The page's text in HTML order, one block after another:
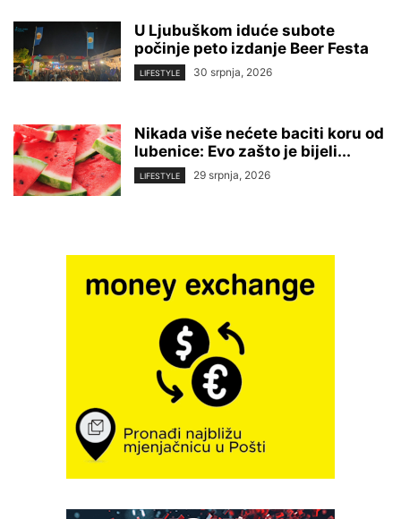
U Ljubuškom iduće subote
počinje peto izdanje Beer Festa
LIFESTYLE 30 srpnja, 2026
Nikada više nećete baciti koru od
lubenice: Evo zašto je bijeli...
LIFESTYLE 29 srpnja, 2026